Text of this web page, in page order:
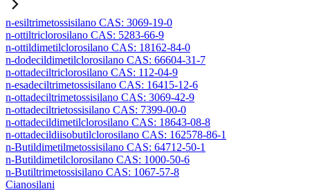
n-esiltrimetossisilano CAS: 3069-19-0
n-ottiltriclorosilano CAS: 5283-66-9
n-ottildimetilclorosilano CAS: 18162-84-0
n-dodecildimetilclorosilano CAS: 66604-31-7
n-ottadeciltriclorosilano CAS: 112-04-9
n-esadeciltrimetossisilano CAS: 16415-12-6
n-ottadeciltrimetossisilano CAS: 3069-42-9
n-ottadeciltrietossisilano CAS: 7399-00-0
n-ottadecildimetilclorosilano CAS: 18643-08-8
n-ottadecildiisobutilclorosilano CAS: 162578-86-1
n-Butildimetilmetossisilano CAS: 64712-50-1
n-Butildimetilclorosilano CAS: 1000-50-6
n-Butiltrimetossisilano CAS: 1067-57-8
Cianosilani